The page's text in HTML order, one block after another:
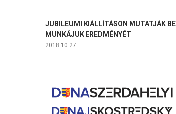
JUBILEUMI KIÁLLÍTÁSON MUTATJÁK BE
MUNKÁJUK EREDMÉNYÉT
2018.10.27